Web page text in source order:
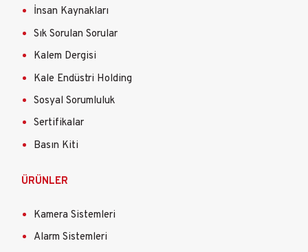
İnsan Kaynakları
Sık Sorulan Sorular
Kalem Dergisi
Kale Endüstri Holding
Sosyal Sorumluluk
Sertifikalar
Basın Kiti
ÜRÜNLER
Kamera Sistemleri
Alarm Sistemleri